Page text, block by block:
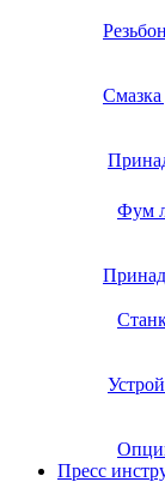
Смазка
Фум
Пресс